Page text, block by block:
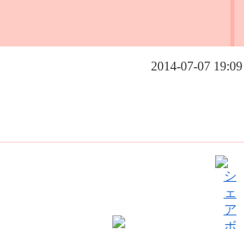
2014-07-07 19:09